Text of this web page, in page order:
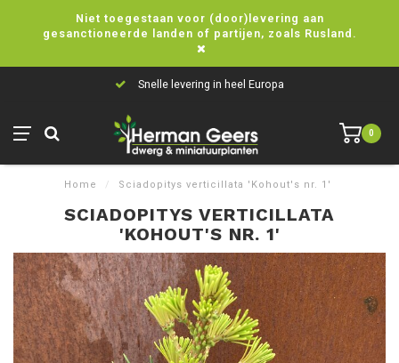
Niet toegestaan voor (door)levering aan
gesanctioneerde landen of partijen, zoals Rusland.
Snelle levering in heel Europa
0
Home / Sciadopitys verticillata 'Kohout's nr. 1'
SCIADOPITYS VERTICILLATA
'KOHOUT'S NR. 1'